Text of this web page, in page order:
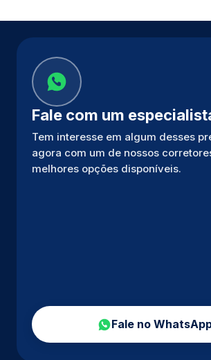
Fale com um
Tem interesse em algum desses
agora com um de nossos
melhores opções disponíveis.
Fale no